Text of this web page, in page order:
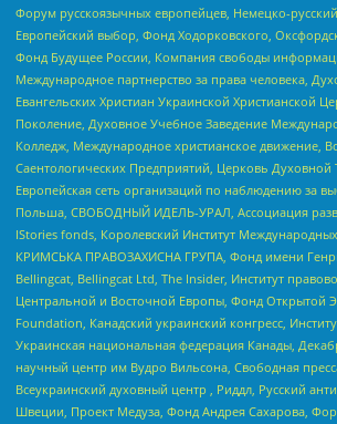
Форум русскоязычных европейцев, Немецко-
Европейский выбор, Фонд Ходорковского,
Фонд Будущее России, Компания свободы
Международное партнерство за права человека,
Евангельских Христиан Украинской Христианской
Поколение, Духовное Учебное Заведение
Колледж, Международное христианское движение,
Саентологических Предприятий, Церковь Духовной
Европейская сеть организаций по наблюдению за
Польша, СВОБОДНЫЙ ИДЕЛЬ-УРАЛ, Ассоциация
IStories fonds, Королевский Институт
КРИМСЬКА ПРАВОЗАХИСНА ГРУПА, Фонд имени
Bellingcat, Bellingcat Ltd, The Insider, Институт
Центральной и Восточной Европы, Фонд Открытой
Foundation, Канадский украинский конгресс,
Украинская национальная федерация Канады,
научный центр им Вудро Вильсона, Свободная
Всеукраинский духовный центр , Риддл, Русский
Швеции, Проект Медуза, Фонд Андрея Сахарова,